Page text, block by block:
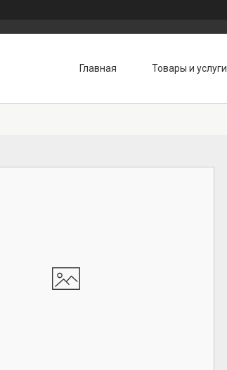
Главная Товары и услуги